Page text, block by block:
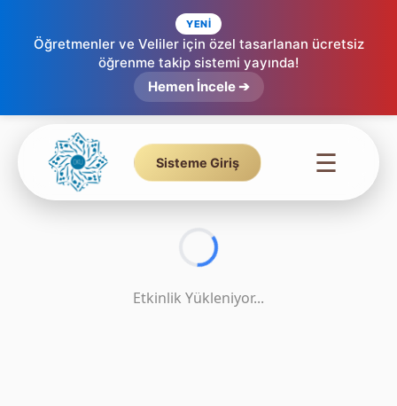
YENİ
Öğretmenler ve Veliler için özel tasarlanan ücretsiz
öğrenme takip sistemi yayında!
Hemen İncele ➔
Sisteme Giriş ☰
Tecvid Kuralları Eşleştirme | Etkileşimli Sürükle Bırak Etkinliği – 23
Etkinlik Yükleniyor...